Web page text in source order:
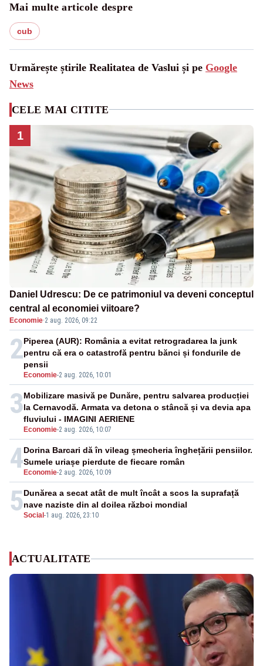
Mai multe articole despre
cub
Urmărește știrile Realitatea de Vaslui și pe Google
News
CELE MAI CITITE
1
Daniel Udrescu: De ce patrimoniul va deveni conceptul
central al economiei viitoare?
Economie·2 aug. 2026, 09:22
2
Economie-2 aug. 2026, 10:01
Piperea (AUR): România a evitat retrogradarea la junk
pentru că era o catastrofă pentru bănci și fondurile de
pensii
3
Economie-2 aug. 2026, 10:07
Mobilizare masivă pe Dunăre, pentru salvarea producției
la Cernavodă. Armata va detona o stâncă și va devia apa
fluviului - IMAGINI AERIENE
4 Economie-2 aug. 2026, 10:09
Dorina Barcari dă în vileag șmecheria înghețării pensiilor.
Sumele uriașe pierdute de fiecare român
5Social -1 aug. 2026, 23:10
Dunărea a secat atât de mult încât a scos la suprafață
nave naziste din al doilea război mondial
ACTUALITATE